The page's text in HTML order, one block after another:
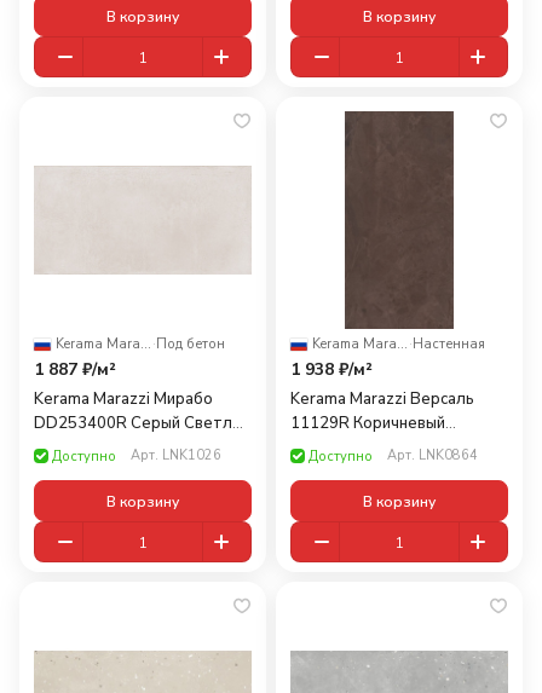
В корзину В корзину
Kerama Marazzi ·Под бетон
1 887 ₽/м²
Kerama Marazzi Мирабо
DD253400R Серый Светлый
30x60Доступно Арт. LNK1026
В корзину
Kerama Marazzi ·Настенная
1 938 ₽/м²
Kerama Marazzi Версаль
11129R Коричневый
Обрезной 30x60
Доступно Арт. LNK0864
В корзину